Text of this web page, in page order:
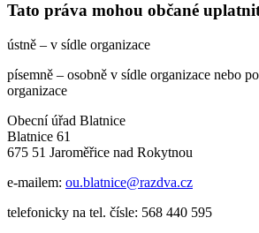
Tato práva mohou občané
ústně – v sídle organizace
písemně – osobně v sídle organizace nebo
organizace
Obecní úřad Blatnice
Blatnice 61
675 51 Jaroměřice nad Rokytnou
e-mailem: ou.blatnice@razdva.cz
telefonicky na tel. čísle: 568 440 595